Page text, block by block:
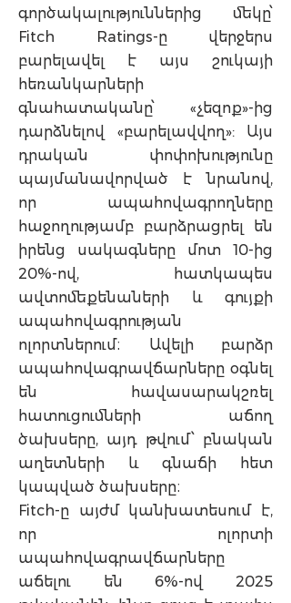
գործակալություններից մեկը՝
Fitch Ratings-ը վերջերս
բարելավել է այս շուկայի
հեռանկարների
գնահատականը՝ «չեզոք»-ից
դարձնելով «բարելավվող»: Այս
դրական փոփոխությունը
պայմանավորված է նրանով,
որ ապահովագրողները
հաջողությամբ բարձրացրել են
իրենց սակագները մոտ 10-ից
20%-ով, հատկապես
ավտոմեքենաների և գույքի
ապահովագրության
ոլորտներում։ Ավելի բարձր
ապահովագրավճարները օգնել
են հավասարակշռել
հատուցումների աճող
ծախսերը, այդ թվում՝ բնական
աղետների և գնաճի հետ
կապված ծախսերը։
Fitch-ը այժմ կանխատեսում է,
որ ոլորտի
ապահովագրավճարները
աճելու են 6%-ով 2025